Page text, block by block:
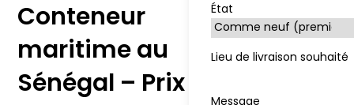
Conteneur
maritime au
Sénégal – Prix
État
Lieu de livraison souhaité